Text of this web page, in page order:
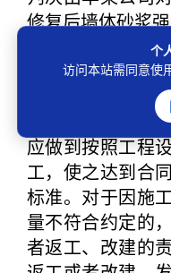
修复后墙体砂浆
百年大计，质
乎人民生命和财
质量的责任人，
应做到按照工程
工，使之达到合
标准。对于因施
量不符合约定的
者返工、改建的
个
访问本站需同意使